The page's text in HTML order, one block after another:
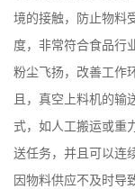
境的接触，防止物料
度，非常符合食品行
粉尘飞扬，改善工作
且，真空上料机的输
式，如人工搬运或重
送任务，并且可以连
因物料供应不及时导